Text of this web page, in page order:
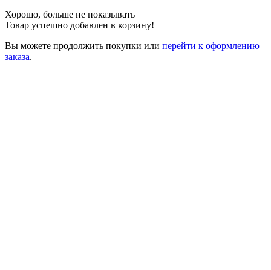
Хорошо, больше не показывать
Товар успешно добавлен в корзину!
Вы можете продолжить покупки или перейти к оформлению
заказа.